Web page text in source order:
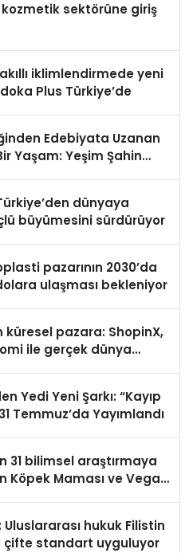
kozmetik sektörüne giriş
iklimlendirmede yeni
Plus Türkiye’de
Edebiyata Uzanan
Yaşam: Yeşim Şahin
dünyaya
büyümesini sürdürüyor
pazarının 2030’da
ulaşması bekleniyor
küresel pazara: ShopinX,
ile gerçek dünya
Yedi Yeni Şarkı: “Kayıp
Temmuz’da Yayımlandı
31 bilimsel araştırmaya
Köpek Maması ve Vegan
hukuk Filistin
çifte standart uyguluyor